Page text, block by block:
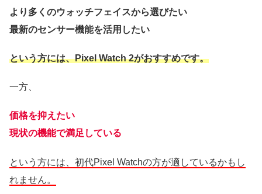
より多くのウォッチフェイスから選びたい
最新のセンサー機能を活用したい
という方には、Pixel Watch 2がおすすめです。
一方、
価格を抑えたい
現状の機能で満足している
という方には、初代Pixel Watchの方が適しているかもし
れません。